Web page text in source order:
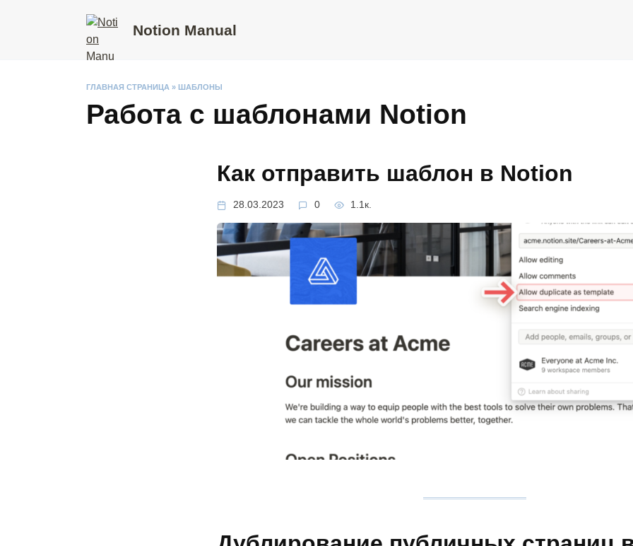
Notion Manual
ГЛАВНАЯ СТРАНИЦА » ШАБЛОНЫ
Работа с шаблонами Notion
Как отправить шаблон в Notion
28.03.2023 0 1.1к.